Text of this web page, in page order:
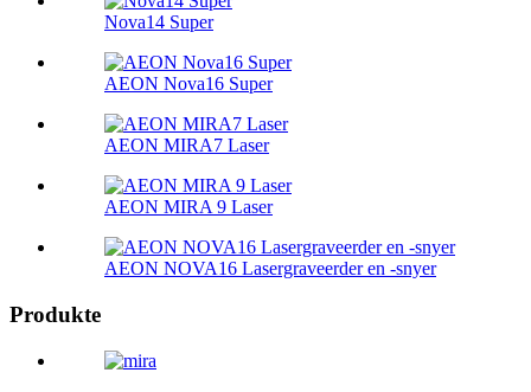
Nova14 Super
AEON Nova16 Super
AEON MIRA7 Laser
AEON MIRA 9 Laser
AEON NOVA16 Lasergraveerder en -snyer
Produkte